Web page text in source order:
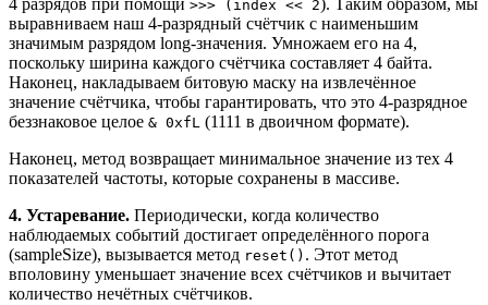
4 разрядов при помощи >>> (index << 2). Таким образом, мы
выравниваем наш 4-разрядный счётчик с наименьшим
значимым разрядом long-значения. Умножаем его на 4,
поскольку ширина каждого счётчика составляет 4 байта.
Наконец, накладываем битовую маску на извлечённое
значение счётчика, чтобы гарантировать, что это 4-разрядное
беззнаковое целое & 0xfL (1111 в двоичном формате).
Наконец, метод возвращает минимальное значение из тех 4
показателей частоты, которые сохранены в массиве.
4. Устаревание. Периодически, когда количество
наблюдаемых событий достигает определённого порога
(sampleSize), вызывается метод reset() . Этот метод
вполовину уменьшает значение всех счётчиков и вычитает
количество нечётных счётчиков.